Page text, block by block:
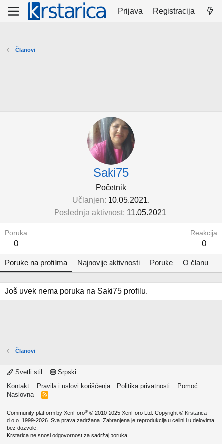
Prijava Registracija
Članovi
Saki75
Početnik
Učlanjen 10.05.2021.
Poslednja aktivnost 11.05.2021.
Poruka
0
Reakcija
0
Poruke na profilima Najnovije aktivnosti Poruke O članu
Još uvek nema poruka na Saki75 profilu.
Članovi
Svetli stil
Srpski
Kontakt
Pravila i uslovi korišćenja Politika privatnosti
Pomoć
Naslovna
R
Community platform by XenForo® © 2010-2025 XenForo Ltd. Copyright © Krstarica
d.o.o. 1999-2026. Sva prava zadržana. Zabranjena je reprodukcija u celini i u delovima
bez dozvole.
Krstarica ne snosi odgovornost za sadržaj poruka.